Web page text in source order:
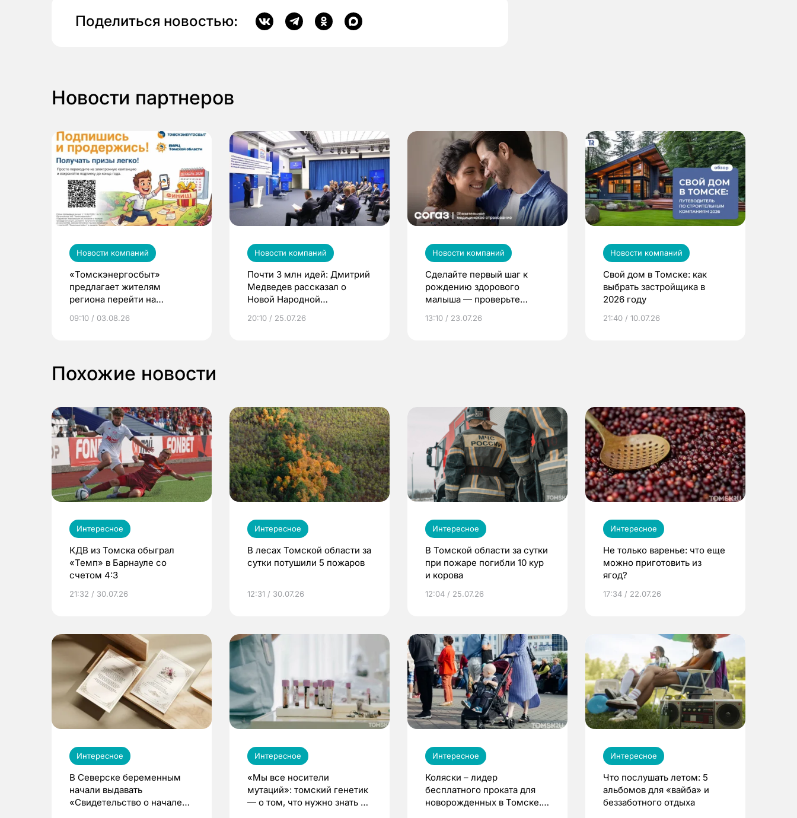
Поделиться новостью:
Новости партнеров
Новости компаний
«Томскэнергосбыт»
предлагает жителям
региона перейти на
выиграть призы
09:10 / 03.08.26
Новости компаний
Почти 3 млн идей: Дмитрий
Медведев рассказал о
Новой Народной
20:10 / 25.07.26
Новости компаний
Сделайте первый шаг к
рождению здорового
малыша — проверьте
по ОМС!
13:10 / 23.07.26
Новости компаний
Свой дом в Томске: как
выбрать застройщика в
2026 году
21:40 / 10.07.26
Похожие новости
Интересное
КДВ из Томска обыграл
«Темп» в Барнауле со
счетом 4:3
21:32 / 30.07.26
Интересное
В лесах Томской области за
сутки потушили 5 пожаров
12:31 / 30.07.26
Интересное
В Томской области за сутки
при пожаре погибли 10 кур
и корова
12:04 / 25.07.26
Интересное
Не только варенье: что еще
можно приготовить из
ягод?
17:34 / 22.07.26
Интересное
В Северске беременным
начали выдавать
«Свидетельство о начале
Интересное
«Мы все носители
мутаций»: томский генетик
— о том, что нужно знать до
Интересное
Коляски – лидер
бесплатного проката для
новорожденных в Томске.
Интересное
Что послушать летом: 5
альбомов для «вайба» и
беззаботного отдыха